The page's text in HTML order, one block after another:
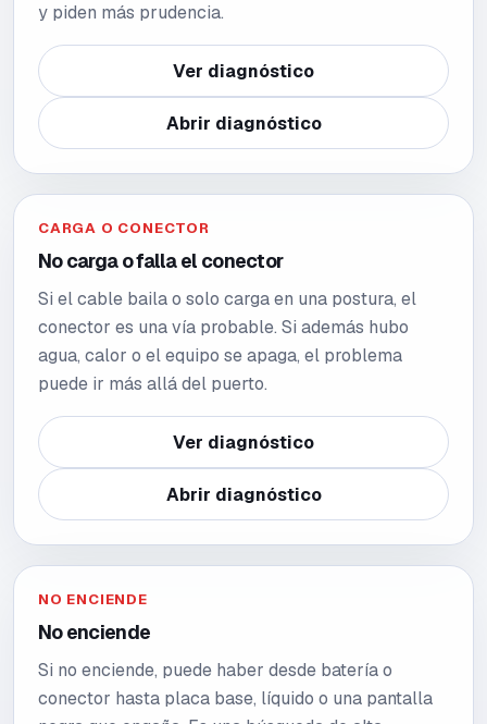
y piden más prudencia.
Ver diagnóstico
Abrir diagnóstico
CARGA O CONECTOR
No carga o falla el conector
Si el cable baila o solo carga en una postura, el
conector es una vía probable. Si además hubo
agua, calor o el equipo se apaga, el problema
puede ir más allá del puerto.
Ver diagnóstico
Abrir diagnóstico
NO ENCIENDE
No enciende
Si no enciende, puede haber desde batería o
conector hasta placa base, líquido o una pantalla